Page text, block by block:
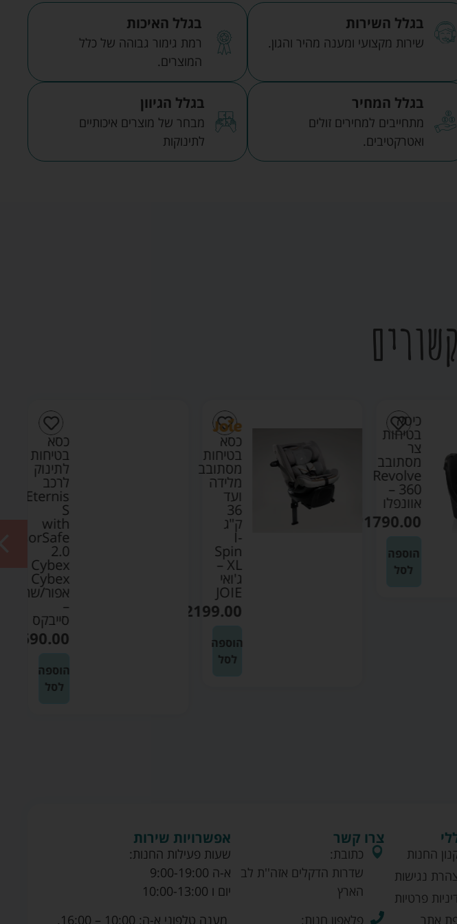
בגלל השירות
שירות מקצועי ומענה מהיר והגון.
בגלל האיכות
רמת גימור גבוהה של כלל
המוצרים.
בגלל המחיר
מתחייבים למחירים זולים
ואטרקטיבים.
בגלל הגיוון
מבחר של מוצרים איכותיים
לתינוקות
כיסא
בטיחות
צר
מסתובב
Revolve
360 –
אוונפלו
₪1790.00
הוספה
לסל
כסא
בטיחות
מסתובב
מלידה
ועד
36
ק"ג
I-
Spin
XL –
ג'ואי
JOIE
₪2199.00
הוספה
לסל
כסא
בטיחות
לתינוק
לרכב
Eternis
S
with
SensorSafe
2.0
Cybex
Cybex
אפור/שחור
–
סייבקס
1690.00
הוספה
לסל
החנות
נגישות
פרטיות
אתר
צרו קשר
כתובת:
שדרות הדקלים אזה''ת לב
הארץ
פלאפון חנות:
אפשרויות שירות
שעות פעילות החנות:
א-ה 9:00-19:00
יום ו 10:00-13:00
מענה טלפוני א-ה: 10:00 – 16:00.